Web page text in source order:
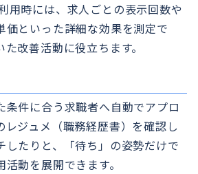
用時には、求人ごとの表示回数や
価といった詳細な効果を測定で
改善活動に役立ちます。
条件に合う求職者へ自動でアプロ
レジュメ（職務経歴書）を確認し
したりと、「待ち」の姿勢だけで
動を展開できます。